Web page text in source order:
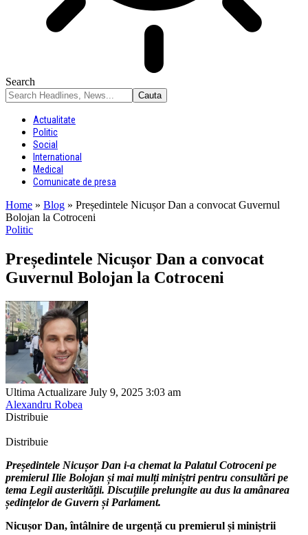
Search
Actualitate
Politic
Social
International
Medical
Comunicate de presa
Home » Blog » Președintele Nicușor Dan a convocat Guvernul
Bolojan la Cotroceni
Politic
Președintele Nicușor Dan a convocat
Guvernul Bolojan la Cotroceni
Ultima Actualizare July 9, 2025 3:03 am
Alexandru Robea
Distribuie
Distribuie
Președintele Nicușor Dan i-a chemat la Palatul Cotroceni pe
premierul Ilie Bolojan și mai mulți miniștri pentru consultări pe
tema Legii austerității. Discuțiile prelungite au dus la amânarea
ședințelor de Guvern și Parlament.
Nicușor Dan, întâlnire de urgență cu premierul și miniștrii